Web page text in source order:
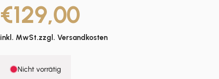
€129,00
inkl. MwSt.zzgl. Versandkosten
Nicht vorrätig